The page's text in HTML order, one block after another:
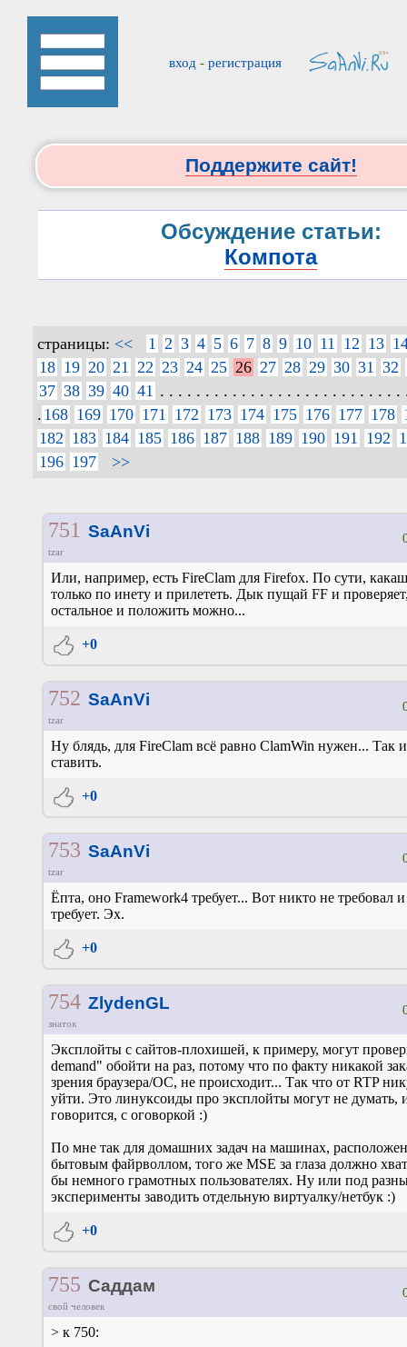
вход - регистрация
Поддержите сайт!
Обсуждение статьи:
Компота
страницы: << 1 2 3 4 5 6 7 8 9 10 11 12 13
18 19 20 21 22 23 24 25 26 27 28 29 30 31 32
37 38 39 40 41 . . . . . . . . . . . . . . . . . . . . . . . . . . .
. 168 169 170 171 172 173 174 175 176 177 178
182 183 184 185 186 187 188 189 190 191 192
196 197 >>
751 SaAnVi
tzar
Или, например, есть FireClam для Firefox. По сути,
только по инету и прилететь. Дык пущай FF и
остальное и положить можно...
+0
752 SaAnVi
tzar
Ну блядь, для FireClam всё равно ClamWin нужен... Так
ставить.
+0
753 SaAnVi
tzar
Ёпта, оно Framework4 требует... Вот никто не требовал
требует. Эх.
+0
754 ZlydenGL
знаток
Эксплойты с сайтов-плохишей, к примеру, могут
demand" обойти на раз, потому что по факту никакой
зрения браузера/ОС, не происходит... Так что от RTP
уйти. Это линуксоиды про эксплойты могут не думать,
говорится, с оговоркой :)
По мне так для домашних задач на машинах,
бытовым файрволлом, того же MSE за глаза должно
бы немного грамотных пользователях. Ну или под
эксперименты заводить отдельную виртуалку/нетбук :)
+0
755 Саддам
свой человек
> к 750: